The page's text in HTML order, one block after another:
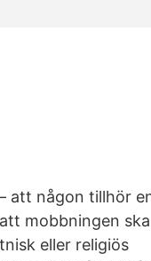
att någon tillhör
mobbningen ska
eller religiös